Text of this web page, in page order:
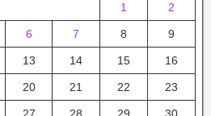
1 2
6 7 8 9
13 14 15 16
20 21 22 23